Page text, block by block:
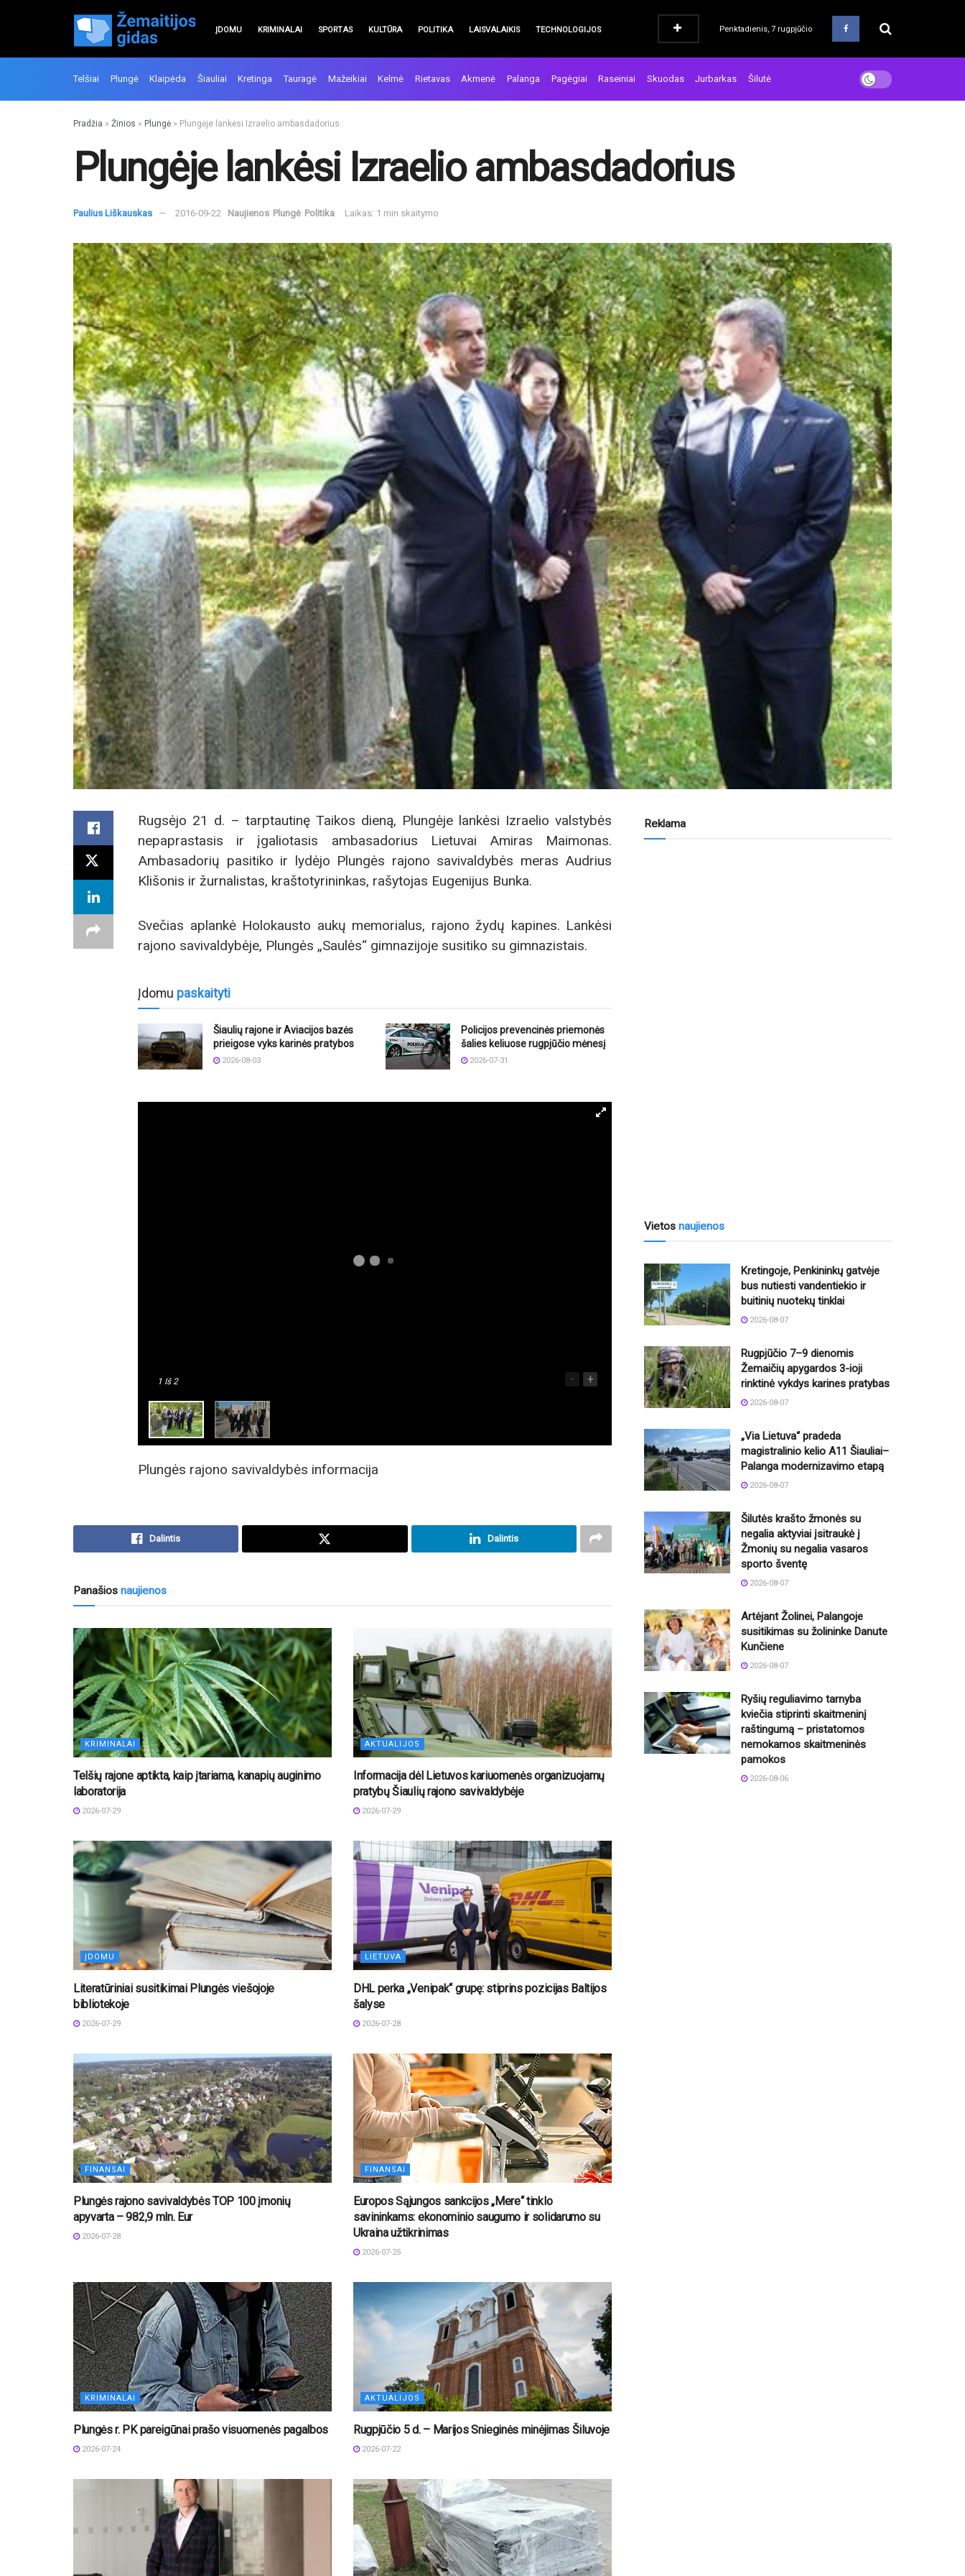
ĮDOMU KRIMINALAI SPORTAS KULTŪRA POLITIKA LAISVALAIKIS TECHNOLOGIJOS Penktadienis, 7 rugpjūčio
Telšiai Plungė Klaipėda Šiauliai Kretinga Tauragė Mažeikiai Kelmė Rietavas Akmenė Palanga Pagėgiai Raseiniai Skuodas Jurbarkas Šilutė
Pradžia » Žinios » Plungė » Plungėje lankėsi Izraelio ambasdadorius
Plungėje lankėsi Izraelio ambasdadorius
Paulius Liškauskas 2016-09-22 Naujienos Plungė Politika Laikas: 1 min skaitymo
Rugsėjo 21 d. – tarptautinę Taikos dieną, Plungėje lankėsi Izraelio valstybės
nepaprastasis ir įgaliotasis ambasadorius Lietuvai Amiras Maimonas.
Ambasadorių pasitiko ir lydėjo Plungės rajono savivaldybės meras Audrius
Klišonis ir žurnalistas, kraštotyrininkas, rašytojas Eugenijus Bunka.
Svečias aplankė Holokausto aukų memorialus, rajono žydų kapines. Lankėsi
rajono savivaldybėje, Plungės „Saulės“ gimnazijoje susitiko su gimnazistais.
Įdomu paskaityti
Šiaulių rajone ir Aviacijos bazės
prieigose vyks karinės pratybos
2026-08-03
Policijos prevencinės priemonės
šalies keliuose rugpjūčio mėnesį
2026-07-31
1 Iš 2 - +
Plungės rajono savivaldybės informacija
Dalintis Dalintis
Panašios naujienos
KRIMINALAI
Telšių rajone aptikta, kaip įtariama, kanapių auginimo
laboratorija
2026-07-29
AKTUALIJOS
Informacija dėl Lietuvos kariuomenės organizuojamų
pratybų Šiaulių rajono savivaldybėje
2026-07-29
ĮDOMU
Literatūriniai susitikimai Plungės viešojoje
bibliotekoje
2026-07-29
LIETUVA
DHL perka „Venipak“ grupę: stiprins pozicijas Baltijos
šalyse
2026-07-28
FINANSAI
Plungės rajono savivaldybės TOP 100 įmonių
apyvarta – 982,9 mln. Eur
2026-07-28
FINANSAI
Europos Sąjungos sankcijos „Mere“ tinklo
savininkams: ekonominio saugumo ir solidarumo su
Ukraina užtikrinimas
2026-07-25
KRIMINALAI
Plungės r. PK pareigūnai prašo visuomenės pagalbos
2026-07-24
AKTUALIJOS
Rugpjūčio 5 d. – Marijos Snieginės minėjimas Šiluvoje
2026-07-22
Reklama
Vietos naujienos
Kretingoje, Penkininkų gatvėje
bus nutiesti vandentiekio ir
buitinių nuotekų tinklai
2026-08-07
Rugpjūčio 7–9 dienomis
Žemaičių apygardos 3-ioji
rinktinė vykdys karines pratybas
2026-08-07
„Via Lietuva“ pradeda
magistralinio kelio A11 Šiauliai–
Palanga modernizavimo etapą
2026-08-07
Šilutės krašto žmonės su
negalia aktyviai įsitraukė į
Žmonių su negalia vasaros
sporto šventę
2026-08-07
Artėjant Žolinei, Palangoje
susitikimas su žolininke Danute
Kunčiene
2026-08-07
Ryšių reguliavimo tarnyba
kviečia stiprinti skaitmeninį
raštingumą – pristatomos
nemokamos skaitmeninės
pamokos
2026-08-06